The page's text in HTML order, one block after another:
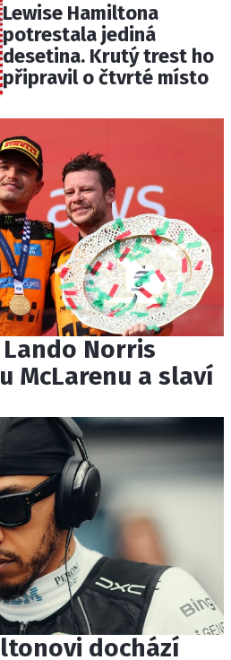
Lewise Hamiltona
potrestala jediná
desetina. Krutý trest ho
připravil o čtvrté místo
Norris
McLarenu a slaví
dochází